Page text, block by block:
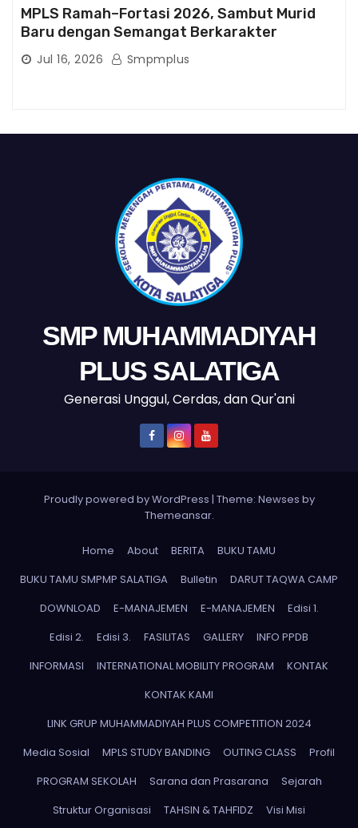
MPLS Ramah–Fortasi 2026, Sambut Murid
Baru dengan Semangat Berkarakter
Jul 16, 2026 Smpmplus
SMP MUHAMMADIYAH
PLUS SALATIGA
Generasi Unggul, Cerdas, dan Qur'ani
Proudly powered by WordPress | Theme: Newses by
Themeansar.
Home About BERITA
BUKU TAMU
BUKU TAMU SMPMP SALATIGA
Bulletin
DARUT TAQWA CAMP
DOWNLOAD
E-MANAJEMEN E-MANAJEMEN
Edisi 1.
Edisi 2.
Edisi 3. FASILITAS GALLERY
INFO PPDB
INFORMASI
INTERNATIONAL MOBILITY PROGRAM
KONTAK
KONTAK KAMI
LINK GRUP MUHAMMADIYAH PLUS COMPETITION 2024
Media Sosial
MPLS STUDY BANDING OUTING CLASS
Profil
PROGRAM SEKOLAH
Sarana dan Prasarana
Sejarah
Struktur Organisasi
TAHSIN & TAHFIDZ Visi Misi